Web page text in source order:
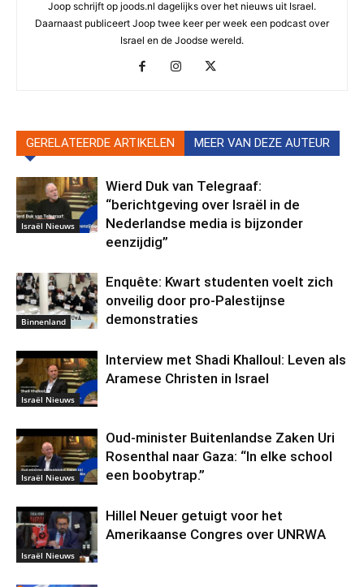
Joop schrijft op joods.nl dagelijks over het nieuws uit Israel.
Daarnaast publiceert Joop twee keer per week een podcast over
Israel en de Joodse wereld.
GERELATEERDE ARTIKELEN MEER VAN DEZE AUTEUR
Israël Nieuws
Wierd Duk van Telegraaf:
“berichtgeving over Israël in de
Nederlandse media is bijzonder
eenzijdig”
Binnenland
Enquête: Kwart studenten voelt zich
onveilig door pro-Palestijnse
demonstraties
Israël Nieuws
Interview met Shadi Khalloul: Leven als
Aramese Christen in Israel
Israël Nieuws
Oud-minister Buitenlandse Zaken Uri
Rosenthal naar Gaza: “In elke school
een boobytrap.”
Israël Nieuws
Hillel Neuer getuigt voor het
Amerikaanse Congres over UNRWA